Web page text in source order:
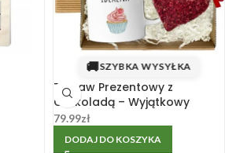
🚚SZYBKA WYSYŁKA
Zestaw Prezentowy z
Czekoladą – Wyjątkowy
Prezent dla Przyjaciółki Żony
79.99zł
DODAJ DO KOSZYKA